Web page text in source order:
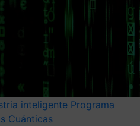
inteligente Programa
Cuánticas